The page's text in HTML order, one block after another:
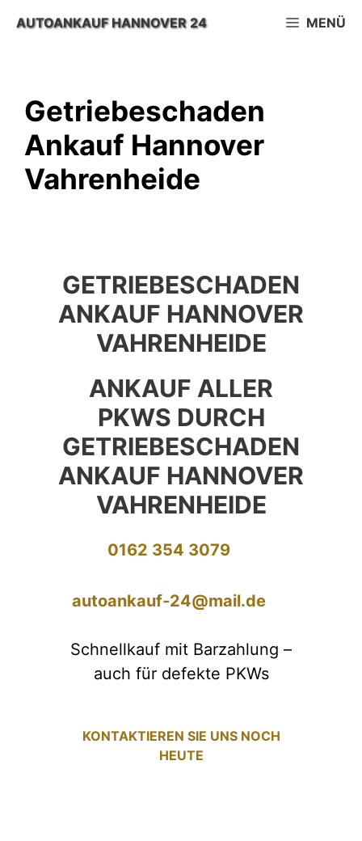
InhaltAUTOANKAUF HANNOVER 24 MENÜ
Getriebeschaden
Ankauf Hannover
Vahrenheide
GETRIEBESCHADEN
ANKAUF HANNOVER
VAHRENHEIDE
ANKAUF ALLER
PKWS DURCH
GETRIEBESCHADEN
ANKAUF HANNOVER
VAHRENHEIDE
0162 354 3079
autoankauf-24@mail.de
Schnellkauf mit Barzahlung –
auch für defekte PKWs
KONTAKTIEREN SIE UNS NOCH
HEUTE